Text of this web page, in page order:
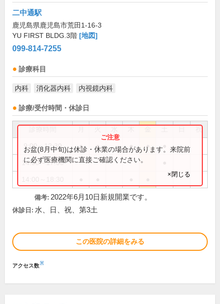
二中通駅
鹿児島県鹿児島市荒田1-16-3
YU FIRST BLDG.3階 [地図]
099-814-7255
診療科目
内科 消化器内科 内視鏡内科
診療/受付時間・休診日
祝
9:00～12:30 ● ● ● ●
14:00～17:00
お盆(8月中旬)は休診・休業の場合があります。来院前
に必ず医療機関に直接ご確認ください。
×閉じる
備考: 2022年6月10日新規開業です。
休診日: 水、日、祝、第3土
この医院の詳細をみる
アクセス数※